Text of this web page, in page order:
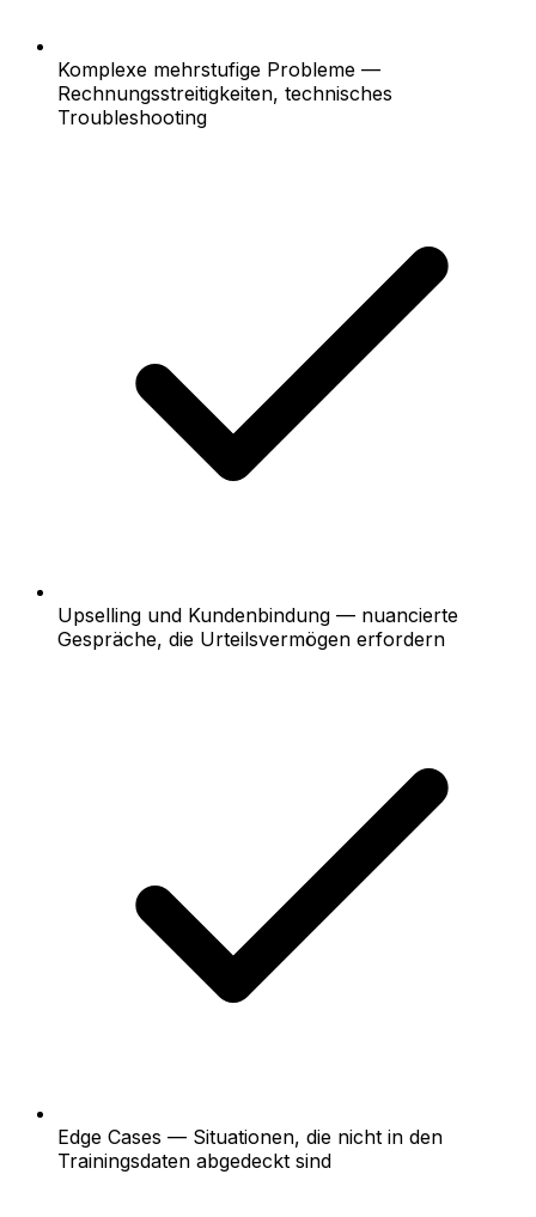
Komplexe mehrstufige Probleme —
Rechnungsstreitigkeiten, technisches
Troubleshooting
Upselling und Kundenbindung — nuancierte
Gespräche, die Urteilsvermögen erfordern
Edge Cases — Situationen, die nicht in den
Trainingsdaten abgedeckt sind